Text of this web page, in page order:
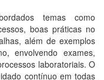
temas como
boas práticas no
além de exemplos
envolvendo exames,
laboratoriais. O
contínuo em todas